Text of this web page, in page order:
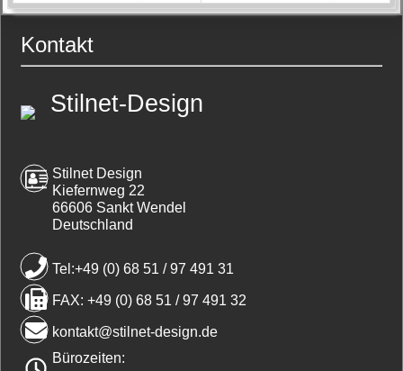
Kontakt
Stilnet-Design
Stilnet Design
Kiefernweg 22
66606 Sankt Wendel
Deutschland
Tel:+49 (0) 68 51 / 97 491 31
FAX: +49 (0) 68 51 / 97 491 32
kontakt@stilnet-design.de
Bürozeiten: